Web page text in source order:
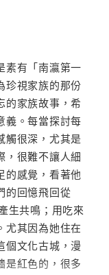
素有「南瀛第一
珍視家族的那份
的家族故事，希
義。每當探討每
觸很深，尤其是
，很難不讓人細
的感覺，看著他
的回憶飛回從
生共鳴；用吃來
尤其因為她住在
個文化古城，漫
是紅色的，很多